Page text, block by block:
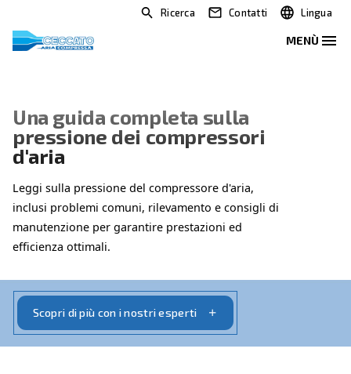
Ricerca Contatti
Una guida completa sulla
pressione dei compressori
d'aria
Leggi sulla pressione del compressore d'aria,
manutenzione per garantire prestazioni ed
efficienza ottimali.